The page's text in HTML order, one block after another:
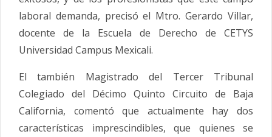
laboral demanda, precisó el Mtro. Gerardo Villar,
docente de la Escuela de Derecho de CETYS
Universidad Campus Mexicali.
El también Magistrado del Tercer Tribunal
Colegiado del Décimo Quinto Circuito de Baja
California, comentó que actualmente hay dos
características imprescindibles, que quienes se